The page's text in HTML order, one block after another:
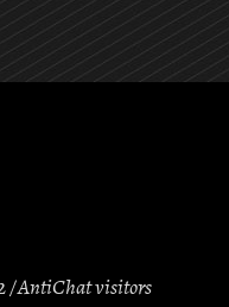
AntiChat visitors